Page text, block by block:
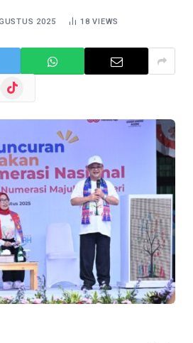
2025 18VIEWS
TikTok